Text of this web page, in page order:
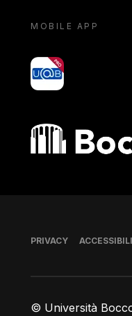
MOBILE APP
yoU@B
Bocconi shop
© Università
Piè di pagina
PRIVACY